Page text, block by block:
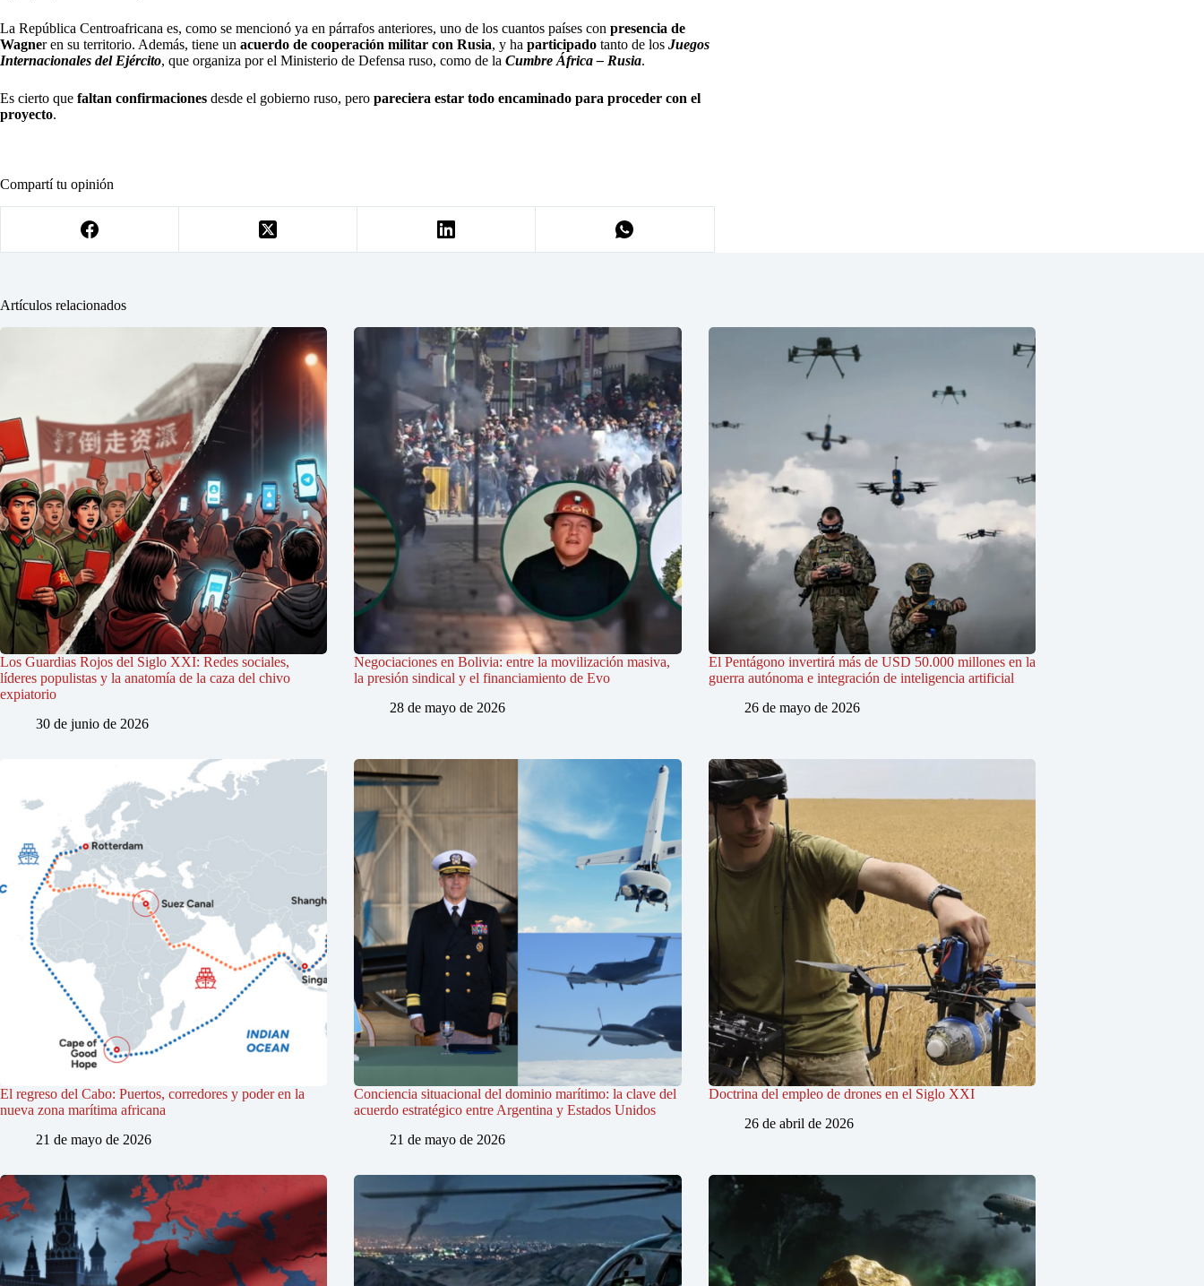
La República Centroafricana es, como se mencionó ya en párrafos anteriores, uno de los cuantos países con presencia de
Wagner en su territorio. Además, tiene un acuerdo de cooperación militar con Rusia, y ha participado tanto de los Juegos
Internacionales del Ejército, que organiza por el Ministerio de Defensa ruso, como de la Cumbre África – Rusia.
Es cierto que faltan confirmaciones desde el gobierno ruso, pero pareciera estar todo encaminado para proceder con el
proyecto.
Compartí tu opinión
Artículos relacionados
Los Guardias Rojos del Siglo XXI: Redes sociales,
líderes populistas y la anatomía de la caza del chivo
expiatorio
30 de junio de 2026
Negociaciones en Bolivia: entre la movilización masiva,
la presión sindical y el financiamiento de Evo
28 de mayo de 2026
El Pentágono invertirá más de USD 50.000 millones en la
guerra autónoma e integración de inteligencia artificial
26 de mayo de 2026
El regreso del Cabo: Puertos, corredores y poder en la
nueva zona marítima africana
21 de mayo de 2026
Conciencia situacional del dominio marítimo: la clave del
acuerdo estratégico entre Argentina y Estados Unidos
21 de mayo de 2026
Doctrina del empleo de drones en el Siglo XXI
26 de abril de 2026